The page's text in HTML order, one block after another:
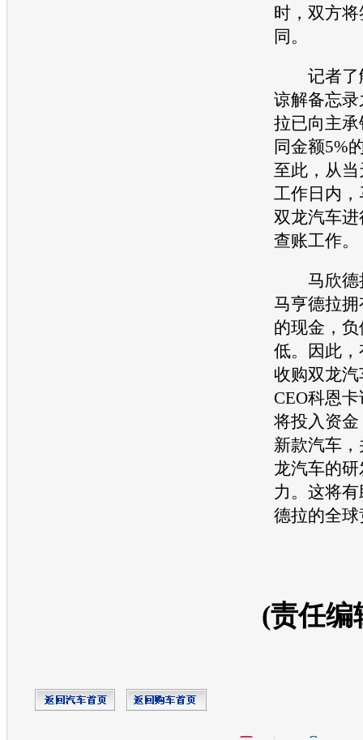
时，双方
同。
记者了
谅解备忘
拉已向主
同金额5%
至此，从
工作日内
双龙汽车
查账工作。
马欣德
马亨德拉
的现金，
低。因此
收购双龙汽
CEO科恩
将投入资
新款汽车
龙汽车的
力。这将
德拉的全球
(责任编